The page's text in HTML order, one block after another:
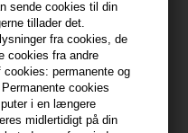
sende cookies til din
tillader det.
fra cookies, de
cookies fra andre
cookies: permanente og
cookies
i en længere
midlertidigt på din
køber denne vare -